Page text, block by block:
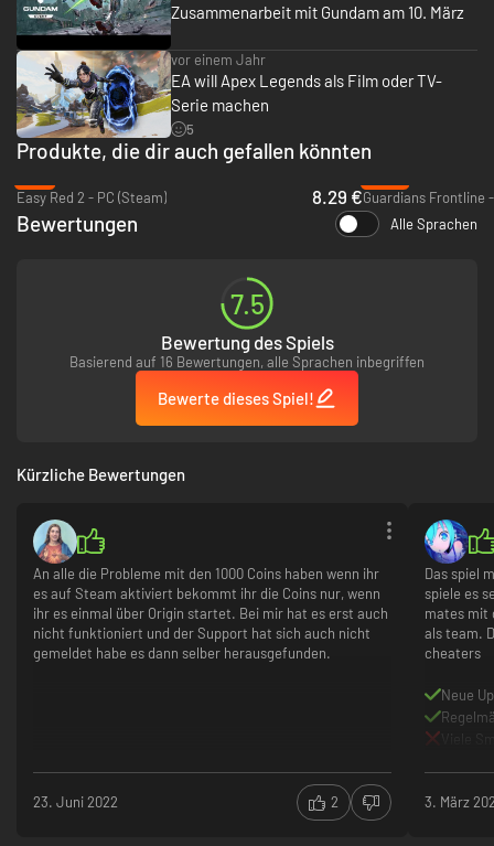
Zusammenarbeit mit Gundam am 10. März
vor einem Jahr
EA will Apex Legends als Film oder TV-
Serie machen
5
Produkte, die dir auch gefallen könnten
Easy Red 2 - PC (Steam)
8.29 €Guardians Frontline
Bewertungen Alle Sprachen
7.5
Bewertung des Spiels
Basierend auf 16 Bewertungen, alle Sprachen inbegriffen
Bewerte dieses Spiel!
Kürzliche Bewertungen
An alle die Probleme mit den 1000 Coins haben wenn ihr
es auf Steam aktiviert bekommt ihr die Coins nur, wenn
ihr es einmal über Origin startet. Bei mir hat es erst auch
nicht funktioniert und der Support hat sich auch nicht
gemeldet habe es dann selber herausgefunden.
23. Juni 2022 2
Das spiel
spiele es
mates mit
als team.
cheaters
Neue
3. März